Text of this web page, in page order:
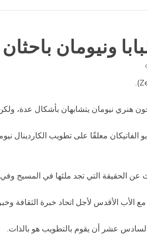
ونيومان
).
هنري نيومان يتشابهان بأشكال عدة،
الفاتيكان معلقًا على تطويب
عن الحقيقة التي تجد ملئها في المسيح
الأقدس لأجل اتحاد خبرة الثقافة
عشر أن يقوم بالتطويب هو بالذات.